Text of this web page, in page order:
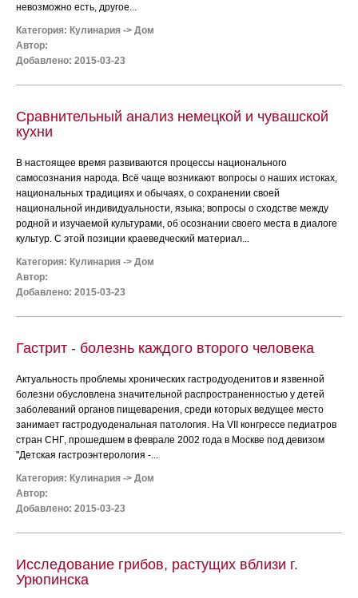
невозможно есть, другое...
Категория: Кулинария -> Дом
Автор:
Добавлено: 2015-03-23
Сравнительный анализ немецкой и чувашской
кухни
В настоящее время развиваются процессы национального
самосознания народа. Всё чаще возникают вопросы о наших истоках,
национальных традициях и обычаях, о сохранении своей
национальной индивидуальности, языка; вопросы о сходстве между
родной и изучаемой культурами, об осознании своего места в диалоге
культур. С этой позиции краеведческий материал...
Категория: Кулинария -> Дом
Автор:
Добавлено: 2015-03-23
Гастрит - болезнь каждого второго человека
Актуальность проблемы хронических гастродуоденитов и язвенной
болезни обусловлена значительной распространенностью у детей
заболеваний органов пищеварения, среди которых ведущее место
занимает гастродуоденальная патология. На VII конгрессе педиатров
стран СНГ, прошедшем в феврале 2002 года в Москве под девизом
"Детская гастроэнтерология -...
Категория: Кулинария -> Дом
Автор:
Добавлено: 2015-03-23
Исследование грибов, растущих вблизи г.
Урюпинска